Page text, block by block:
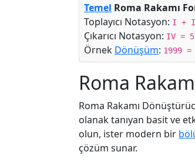
Temel Roma Rakamı
Toplayıcı Notasyon: I +
Çıkarıcı Notasyon: IV =
Örnek Dönüşüm: 1999
Roma
Roma Rakamı
olanak tanıyan basit ve
olun, ister modern bir
çözüm sunar.